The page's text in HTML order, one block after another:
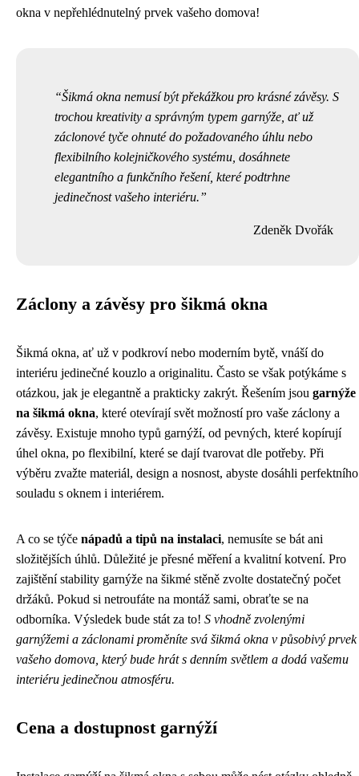
okna v nepřehlédnutelný prvek vašeho domova!
Šikmá okna nemusí být překážkou pro krásné závěsy. S
trochou kreativity a správným typem garnýže, ať už
záclonové tyče ohnuté do požadovaného úhlu nebo
flexibilního kolejničkového systému, dosáhnete
elegantního a funkčního řešení, které podtrhne
jedinečnost vašeho interiéru.
Zdeněk Dvořák
Záclony a závěsy pro šikmá okna
Šikmá okna, ať už v podkroví nebo moderním bytě, vnáší do
interiéru jedinečné kouzlo a originalitu. Často se však potýkáme s
otázkou, jak je elegantně a prakticky zakrýt. Řešením jsou garnýže
na šikmá okna, které otevírají svět možností pro vaše záclony a
závěsy. Existuje mnoho typů garnýží, od pevných, které kopírují
úhel okna, po flexibilní, které se dají tvarovat dle potřeby. Při
výběru zvažte materiál, design a nosnost, abyste dosáhli perfektního
souladu s oknem i interiérem.
A co se týče nápadů a tipů na instalaci, nemusíte se bát ani
složitějších úhlů. Důležité je přesné měření a kvalitní kotvení. Pro
zajištění stability garnýže na šikmé stěně zvolte dostatečný počet
držáků. Pokud si netroufáte na montáž sami, obraťte se na
odborníka. Výsledek bude stát za to! S vhodně zvolenými
garnýžemi a záclonami proměníte svá šikmá okna v působivý prvek
vašeho domova, který bude hrát s denním světlem a dodá vašemu
interiéru jedinečnou atmosféru.
Cena a dostupnost garnýží